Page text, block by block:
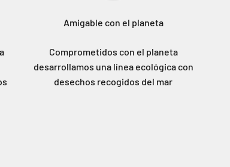
Amigable con el planeta
Comprometidos con el planeta
desarrollamos una línea ecológica con
desechos recogidos del mar